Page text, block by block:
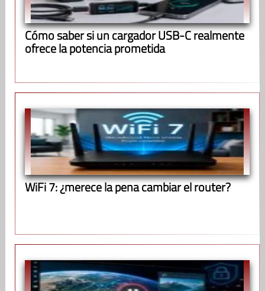
Cómo saber si un cargador USB-C realmente
ofrece la potencia prometida
WiFi 7: ¿merece la pena cambiar el router?